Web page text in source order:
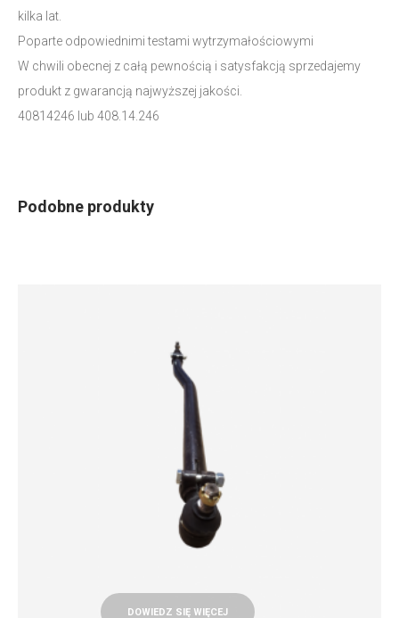
kilka lat.
Poparte odpowiednimi testami wytrzymałościowymi
W chwili obecnej z całą pewnością i satysfakcją sprzedajemy
produkt z gwarancją najwyższej jakości.
40814246 lub 408.14.246
Podobne produkty
DOWIEDZ SIĘ WIĘCEJ